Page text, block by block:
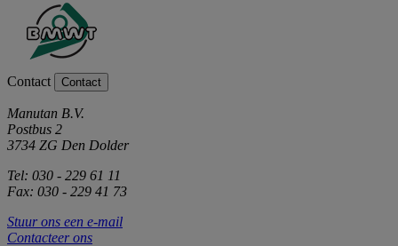
Contact Contact
Manutan B.V.
Postbus 2
3734 ZG Den Dolder
Tel: 030 - 229 61 11
Fax: 030 - 229 41 73
Stuur ons een e-mail
Contacteer ons